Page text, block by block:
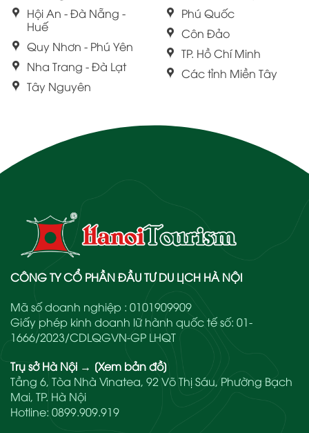
Hội An - Đà Nẵng -
Huế
Quy Nhơn - Phú Yên
Nha Trang - Đà Lạt
Tây Nguyên
Phú Quốc
Côn Đảo
TP. Hồ Chí Minh
Các tỉnh Miền Tây
CÔNG TY CỔ PHẦN ĐẦU TƯ DU LỊCH HÀ NỘI
Mã số doanh nghiệp : 0101909909
Giấy phép kinh doanh lữ hành quốc tế số: 01-
1666/2023/CDLQGVN-GP LHQT
Trụ sở Hà Nội → [Xem bản đồ]
Tầng 6, Tòa Nhà Vinatea, 92 Võ Thị Sáu, Phường Bạch
Mai, TP. Hà Nội
Hotline: 0899.909.919